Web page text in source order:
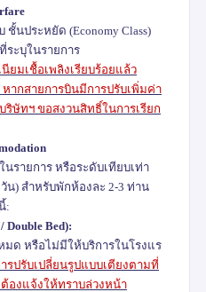
ชั้นประหยัด (Economy Class)
ะบุในรายการ
ยมเชื้อเพลิงเรียบร้อยแล้ว
หากสายการบินมีการปรับเพิ่มค่า
ริษัทฯ ขอสงวนสิทธิ์ในการเรียก
รายการ หรือระดับเทียบเท่า
น) สำหรับพักห้องละ 2-3 ท่าน
:
Double Bed):
ด หรือไม่มีให้บริการในโรงแร
รปรับเปลี่ยนรูปแบบเตียงตามที่
องแจ้งให้ทราบล่วงหน้า